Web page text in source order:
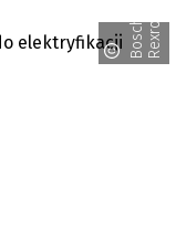
B
o
s
c
h
R
e
x
r
o
th